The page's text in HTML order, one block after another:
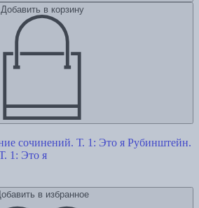
Добавить в корзину
Рубинштейн.
1: Это я
в избранное